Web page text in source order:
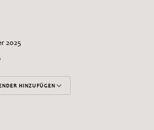
2025
HINZUFÜGEN